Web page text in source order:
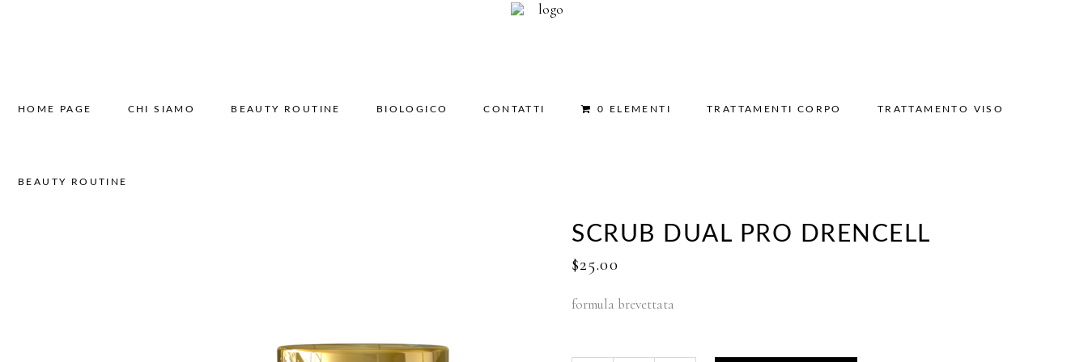
HOME PAGE CHI SIAMO BEAUTY ROUTINE BIOLOGICO CONTATTI 0 ELEMENTI TRATTAMENTI CORPO TRATTAMENTO VISO
BEAUTY ROUTINE
SCRUB DUAL PRO DRENCELL
$25.00
formula brevettata